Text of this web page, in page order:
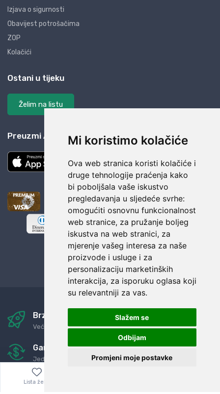
Mi koristimo kolačiće
Ova web stranica koristi kolačiće i
druge tehnologije praćenja kako
bi poboljšala vaše iskustvo
pregledavanja u sljedeće svrhe:
omogućiti osnovnu funkcionalnost
web stranice, za pružanje boljeg
iskustva na web stranici, za
mjerenje vašeg interesa za naše
proizvode i usluge i za
personalizaciju marketinških
interakcija, za isporuku oglasa koji
su relevantniji za vas.
Slažem se
Odbijam
Promjeni moje postavke
Izjava o sigurnosti
Obavijest potrošačima
ZOP
Kolačići
Ostani u tijeku
Želim na listu
Preuzmi AliBay aplikaciju
Brza i sigurna dostava
Već za nekoliko dana kod vas
Garancija u povrat novaca
Jednostavno pravilo: Roba za novac
24/7 odlična podrška
Lista želja